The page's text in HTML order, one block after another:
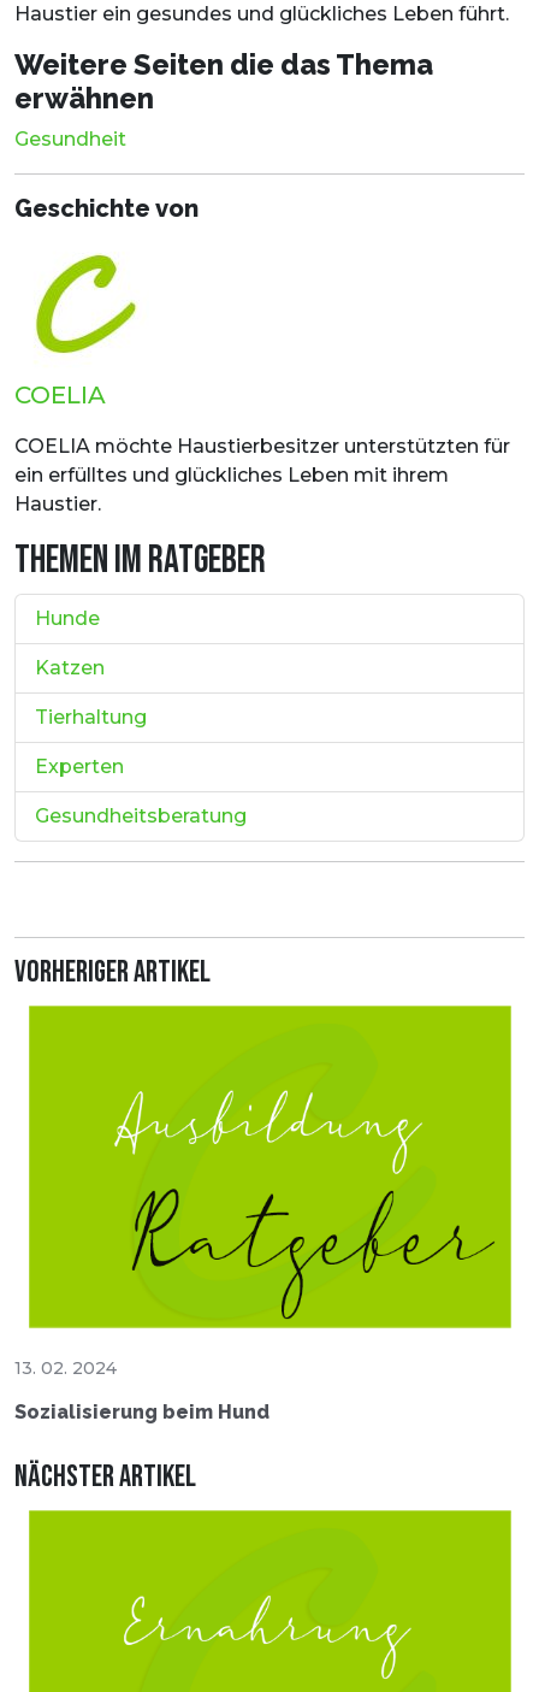
Haustier ein gesundes und glückliches Leben führt.
Weitere Seiten die das Thema
erwähnen
Gesundheit
Geschichte von
COELIA
COELIA möchte Haustierbesitzer unterstützten für
ein erfülltes und glückliches Leben mit ihrem
Haustier.
THEMEN IM RATGEBER
Hunde
Katzen
Tierhaltung
Experten
Gesundheitsberatung
Vorheriger Artikel
13. 02. 2024
Sozialisierung beim Hund
Nächster Artikel